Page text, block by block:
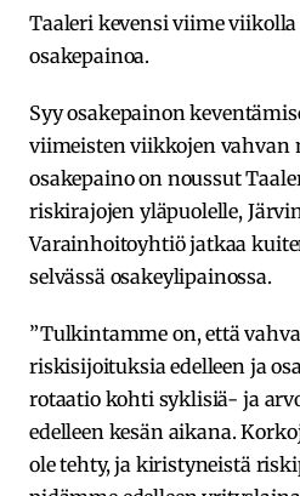
Taaleri kevensi viime
osakepainoa.
Syy osakepainon
viimeisten viikkojen vahvan
osakepaino on noussut
riskirajojen yläpuolelle,
Varainhoitoyhtiö jatkaa
selvässä osakeylipainossa.
”Tulkintamme on, että
riskisijoituksia edelleen ja
rotaatio kohti syklisiä- ja
edelleen kesän aikana.
ole tehty, ja kiristyneistä